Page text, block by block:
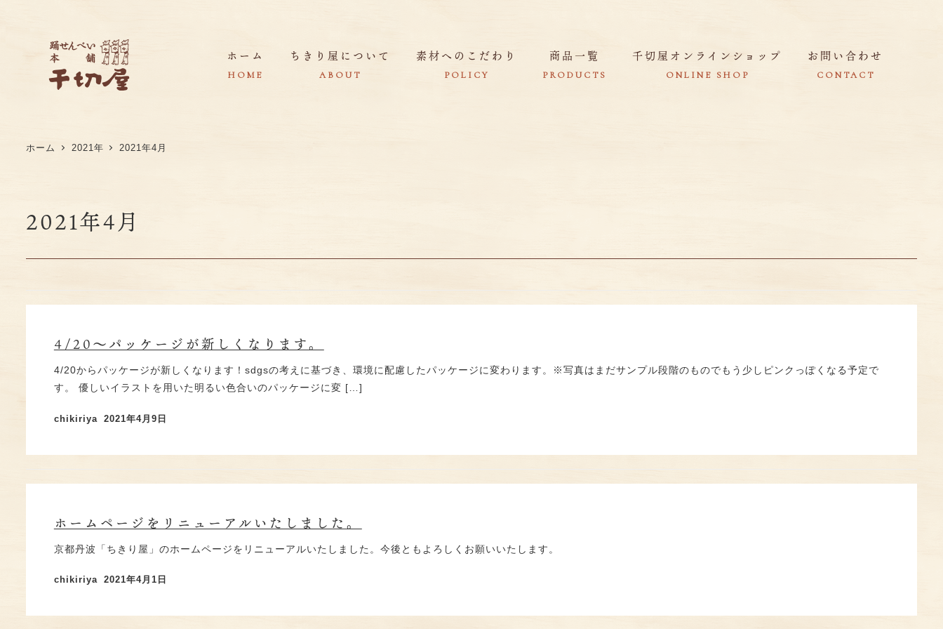
ちきり屋の歩み
プリントせんべい
踊かさね
豆玉せんべい
季節商品
おせんべいアイス・他冷凍菓子 SHOP
ショッピングガイド
ホーム
HOME
ちきり屋について
ABOUT
素材へのこだわり
POLICY
商品一覧
PRODUCTS
千切屋オンラインショップ
ONLINE SHOP
お問い合わせ
CONTACT
ホーム 2021年 2021年4月
2021年4月
4/20～パッケージが新しくなります。
4/20からパッケージが新しくなります！sdgsの考えに基づき、環境に配慮したパッケージに変わります。※写真はまだサンプル段階のものでもう少しピンクっぽくなる予定で
す。 優しいイラストを用いた明るい色合いのパッケージに変 […]
chikiriya 2021年4月9日
ホームページをリニューアルいたしました。
京都丹波「ちきり屋」のホームページをリニューアルいたしました。今後ともよろしくお願いいたします。
chikiriya 2021年4月1日